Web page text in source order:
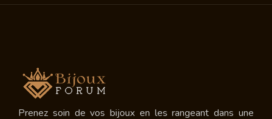
Prenez soin de vos bijoux en les rangeant dans une